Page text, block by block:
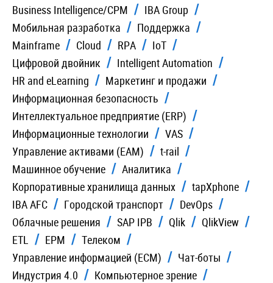
Business Intelligence/CPM
IBA Group
Мобильная разработка
Поддержка
Mainframe
Cloud RPA
IoT
Цифровой двойник
Intelligent Automation
HR and eLearning
Маркетинг и продажи
Информационная безопасность
Интеллектуальное предприятие (ERP)
Информационные технологии
VAS
Управление активами (EAM)
t-rail
Машинное обучение
Аналитика
Корпоративные хранилища данных
tapXphone
IBA AFC
Городской транспорт
DevOps
Облачные решения
SAP IPB Qlik
QlikView
ETL
EPM
Телеком
Управление информацией (ECM)
Чат-боты
Индустрия 4.0
Компьютерное зрение